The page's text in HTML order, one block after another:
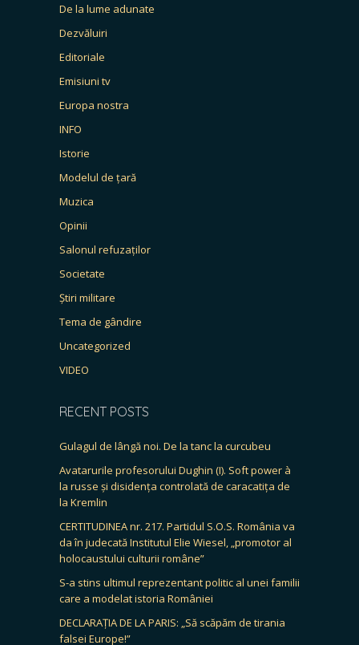
De la lume adunate
Dezvăluiri
Editoriale
Emisiuni tv
Europa nostra
INFO
Istorie
Modelul de țară
Muzica
Opinii
Salonul refuzaților
Societate
Știri militare
Tema de gândire
Uncategorized
VIDEO
RECENT POSTS
Gulagul de lângă noi. De la tanc la curcubeu
Avatarurile profesorului Dughin (I). Soft power à
la russe și disidența controlată de caracatița de
la Kremlin
CERTITUDINEA nr. 217. Partidul S.O.S. România va
da în judecată Institutul Elie Wiesel, „promotor al
holocaustului culturii române”
S-a stins ultimul reprezentant politic al unei familii
care a modelat istoria României
DECLARAȚIA DE LA PARIS: „Să scăpăm de tirania
falsei Europe!”